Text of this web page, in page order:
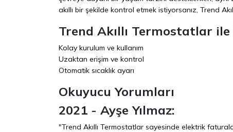
akıllı bir şekilde kontrol etmek istiyorsanız, Trend
Trend Akıllı Termostatlar
Kolay kurulum ve kullanım
Uzaktan erişim ve kontrol
Otomatik sıcaklık ayarı
Okuyucu Yorumları
2021 - Ayşe Yılmaz:
"Trend Akıllı Termostatlar sayesinde elektrik